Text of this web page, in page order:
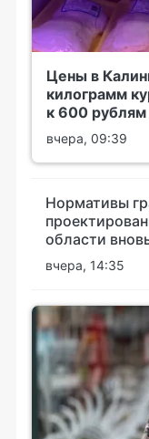
Цены в
килограмм
к 600 рублям
вчера, 09:39
Нормативы
области
вчера, 14:35